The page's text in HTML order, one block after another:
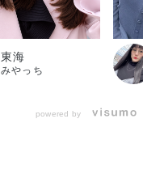
東海
みやっち
powered by